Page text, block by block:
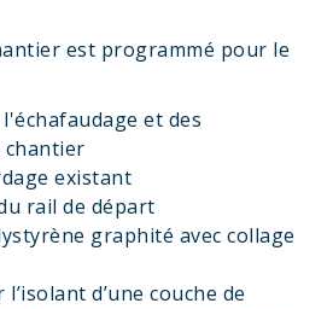
est programmé pour le
et des
existant
rail de départ
graphité avec collage
d’une couche de